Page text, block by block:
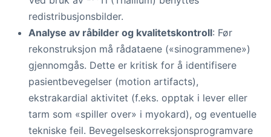
redistribusjonsbilder.
Analyse av råbilder og kvalitetskontroll: Før
rekonstruksjon må rådataene («sinogrammene»)
gjennomgås. Dette er kritisk for å identifisere
pasientbevegelser (motion artifacts),
ekstrakardial aktivitet (f.eks. opptak i lever eller
tarm som «spiller over» i myokard), og eventuelle
tekniske feil. Bevegelseskorreksjonsprogramvare